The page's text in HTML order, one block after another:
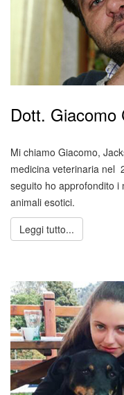
Dott. Giacomo
Mi chiamo Giacomo,
medicina veterinaria nel
seguito ho approfondito
animali esotici.
Leggi tutto...